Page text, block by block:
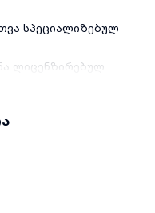
სპეციალიზებულ
ლიცენზირებულ
გრაფიკით